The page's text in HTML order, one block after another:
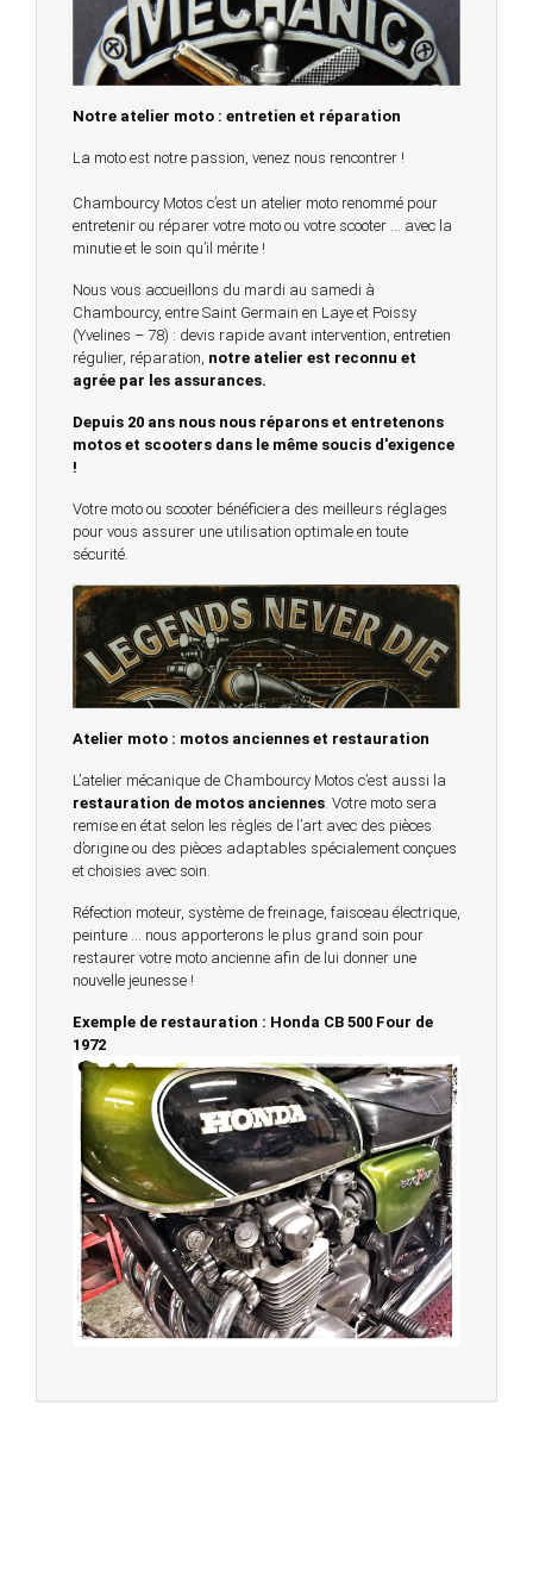
Notre atelier moto : entretien et réparation
La moto est notre passion, venez nous rencontrer !
Chambourcy Motos c’est un atelier moto renommé pour
entretenir ou réparer votre moto ou votre scooter … avec la
minutie et le soin qu’il mérite !
Nous vous accueillons du mardi au samedi à
Chambourcy, entre Saint Germain en Laye et Poissy
(Yvelines – 78) : devis rapide avant intervention, entretien
régulier, réparation, notre atelier est reconnu et
agrée par les assurances.
Depuis 20 ans nous nous réparons et entretenons
motos et scooters dans le même soucis d'exigence
!
Votre moto ou scooter bénéficiera des meilleurs réglages
pour vous assurer une utilisation optimale en toute
sécurité.
Atelier moto : motos anciennes et restauration
L’atelier mécanique de Chambourcy Motos c’est aussi la
restauration de motos anciennes . Votre moto sera
remise en état selon les règles de l’art avec des pièces
d’origine ou des pièces adaptables spécialement conçues
et choisies avec soin.
Réfection moteur, système de freinage, faisceau électrique,
peinture … nous apporterons le plus grand soin pour
restaurer votre moto ancienne afin de lui donner une
nouvelle jeunesse !
Exemple de restauration : Honda CB 500 Four de
1972
© 2023 -Chambourcy Motos 78 - 7bis chemin de la
Forêt - 78240 - Chambourcy -
Garage Motos et Scooters depuis 20 ans à votre
service entre Saint Germain en Laye et Poissy
Achat de motos et scooters - Dépôt vente - Réparation
- Concessionnaire Voge - Concessionnaire
Multimarques
agence conseil en communication digitale